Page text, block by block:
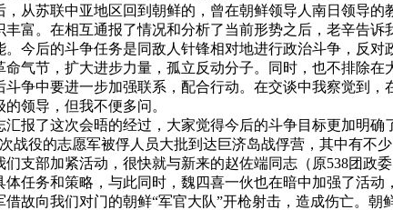
，从苏联中亚地区回到朝鲜的，曾在朝鲜领导人南日领导的
丰富。在相互通报了情况和分析了当前形势之后，老辛告诉
。今后的斗争任务是同敌人针锋相对地进行政治斗争，反对
命气节，扩大进步力量，孤立反动分子。同时，也不排除在
争中要进一步加强联系，配合行动。在交谈中我察觉到，
领导，但我不便多问。
汇报了这次会晤的经过，大家觉得今后的斗争目标更加明确
战役的志愿军被俘人员大批到达巨济岛战俘营，其中有不
们支部加紧活动，很快就与新来的赵佐端同志（原538团政
体任务和策略，与此同时，魏四喜一伙也在暗中加强了活动
借故向我们对门的朝鲜“军官大队”开枪射击，造成伤亡。朝